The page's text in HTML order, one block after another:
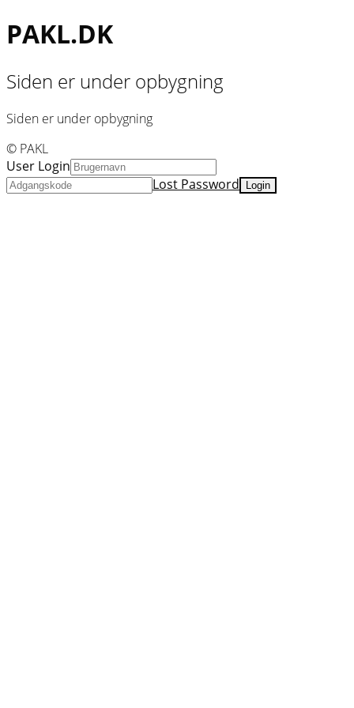
PAKL.DK
Siden er under opbygning
Siden er under opbygning
© PAKL
User Login
Lost Password